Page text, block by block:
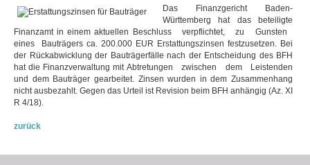
Das Finanzgericht Baden-
Württemberg hat das beteiligte
Finanzamt in einem aktuellen Beschluss verpflichtet, zu Gunsten
eines Bauträgers ca. 200.000 EUR Erstattungszinsen festzusetzen. Bei
der Rückabwicklung der Bauträgerfälle nach der Entscheidung des BFH
hat die Finanzverwaltung mit Abtretungen zwischen dem Leistenden
und dem Bauträger gearbeitet. Zinsen wurden in dem Zusammenhang
nicht ausbezahlt. Gegen das Urteil ist Revision beim BFH anhängig (Az. XI
R 4/18).
zurück